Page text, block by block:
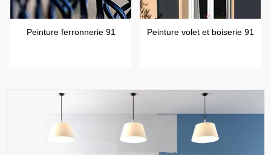
Peinture ferronnerie 91 Peinture volet et boiserie 91